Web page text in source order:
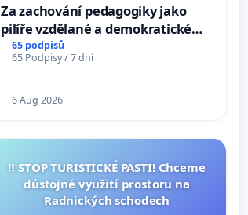
Za zachování pedagogiky jako
pilíře vzdělané a demokratické
společnosti
65 podpisů
65 Podpisy / 7 dní
6 Aug 2026
‼️ STOP TURISTICKÉ PASTI! Chceme
důstojné využití prostoru na
Radnických schodech